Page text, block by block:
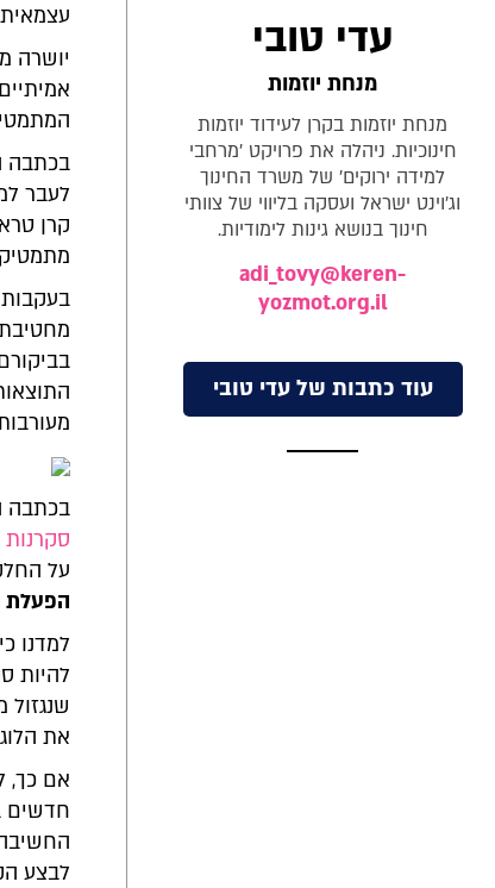
יושרה
בכתבה
לעבר
קרן
בכתבה
על
הפעלת
למדנו
להיות
את
אם כך,
חדשים
לבצע
עדי טובי
מנחת יוזמות
מנחת יוזמות בקרן לעידוד יוזמות
חינוכיות. ניהלה את פרויקט 'מרחבי
למידה ירוקים' של משרד החינוך
וג'וינט ישראל ועסקה בליווי של צוותי
חינוך בנושא גינות לימודיות.
adi_tovy@keren-
yozmot.org.il
עוד כתבות של עדי טובי